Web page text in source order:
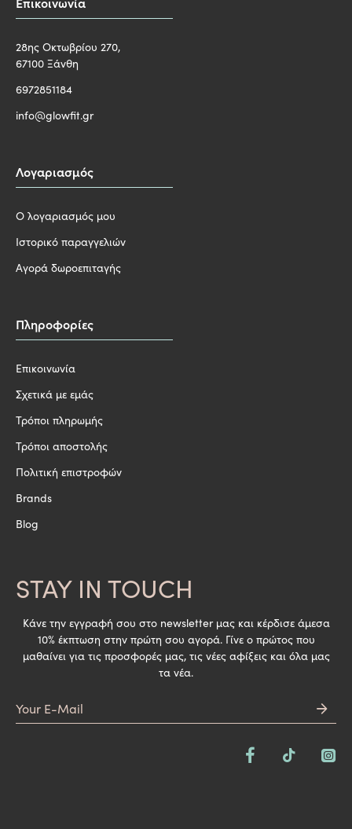
28ης Οκτωβρίου 270,
67100 Ξάνθη
6972851184
info@glowfit.gr
Λογαριασμός
Ο λογαριασμός μου
Ιστορικό παραγγελιών
Αγορά δωροεπιταγής
Πληροφορίες
Επικοινωνία
Σχετικά με εμάς
Τρόποι πληρωμής
Τρόποι αποστολής
Πολιτική επιστροφών
Brands
Blog
STAY IN TOUCH
Κάνε την εγγραφή σου στο newsletter μας και κέρδισε άμεσα
10% έκπτωση στην πρώτη σου αγορά. Γίνε ο πρώτος που
μαθαίνει για τις προσφορές μας, τις νέες αφίξεις και όλα μας
τα νέα.